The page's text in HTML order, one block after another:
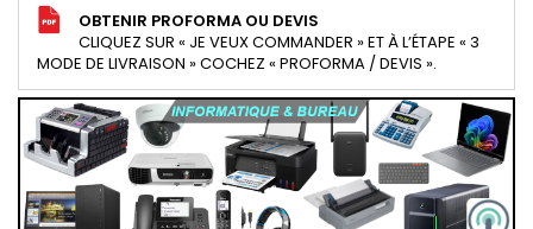
OBTENIR PROFORMA OU DEVIS
CLIQUEZ SUR « JE VEUX COMMANDER » ET À L’ÉTAPE « 3
MODE DE LIVRAISON » COCHEZ « PROFORMA / DEVIS ».